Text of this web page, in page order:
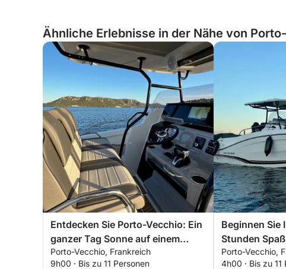
Ähnliche Erlebnisse in der Nähe von
Entdecken Sie Porto-Vecchio: Ein
ganzer Tag Sonne auf einem
Motorboot
Porto-Vecchio, Frankreich
9h00 · Bis zu 11 Personen
Beginnen Sie
Stunden
Motorboot
Porto-Vecchio,
4h00 · Bis zu 11